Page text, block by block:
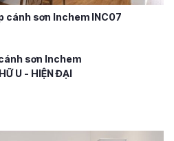
cánh sơn Inchem INC07
sơn Inchem
U - HIỆN ĐẠI